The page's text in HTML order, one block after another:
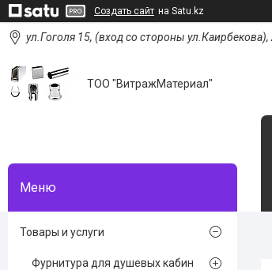
Создать сайт на Satu.kz
ул.Гоголя 15, (вход со стороны
ТОО "ВитражМатериал"
Товары и услуги
Фурнитура для душевых кабин